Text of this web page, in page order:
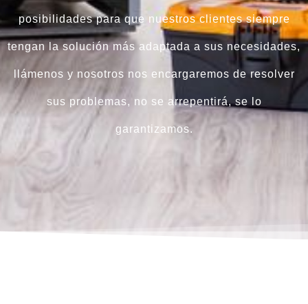
posibilidades para que nuestros clientes siempre
tengan la solución más adaptada a sus necesidades,
llámenos y nosotros nos encargaremos de resolver
sus problemas, no se arrepentirá, se lo
garantizamos.